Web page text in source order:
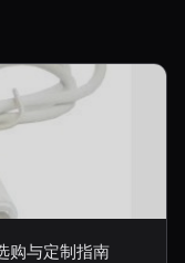
购与定制指南